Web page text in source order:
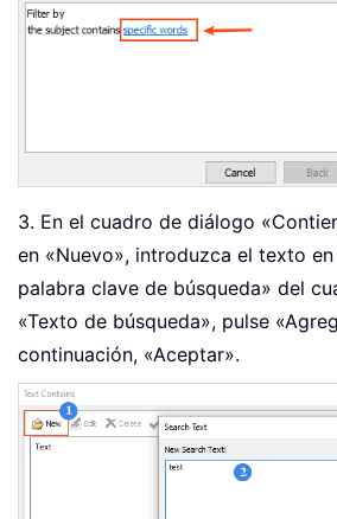
3. En el cuadro de diálogo
en «Nuevo», introduzca el texto
palabra clave de búsqueda» del
«Texto de búsqueda», pulse
continuación, «Aceptar».